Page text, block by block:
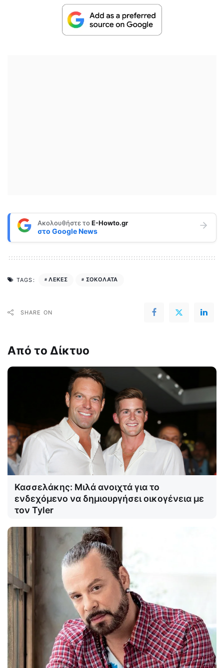
Ακολουθήστε τοE-Howto.gr
στο Google News
TAGS: ΛΕΚΕΣ ΣΟΚΟΛΑΤΑ
SHARE ON
Από το Δίκτυο
Κασσελάκης: Μιλά ανοιχτά για το
ενδεχόμενο να δημιουργήσει οικογένεια με
τον Tyler